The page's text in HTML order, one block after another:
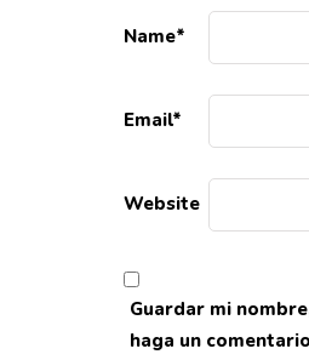
Name*
Email*
Website
Guardar mi
haga un